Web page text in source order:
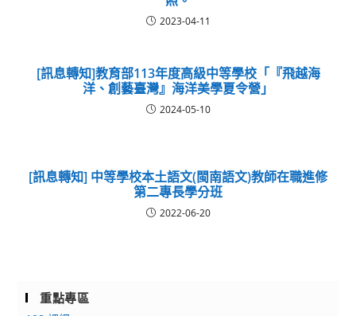
2023-04-11
[訊息轉知]教育部113年度高級中等學校「『飛越海
洋、創藝臺灣』海洋美學夏令營」
2024-05-10
[訊息轉知] 中等學校本土語文(閩南語文)教師在職進修
第二專長學分班
2022-06-20
重點專區